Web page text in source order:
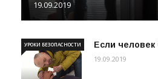
19.09.2019
Если
УРОКИ БЕЗОПАСНОСТИ
19.09.2019